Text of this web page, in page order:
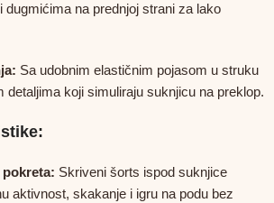
na prednjoj strani za lako
Sa udobnim elastičnim pojasom u struku
detaljima koji simuliraju suknjicu na preklop.
Skriveni šorts ispod suknjice
aktivnost, skakanje i igru na podu bez